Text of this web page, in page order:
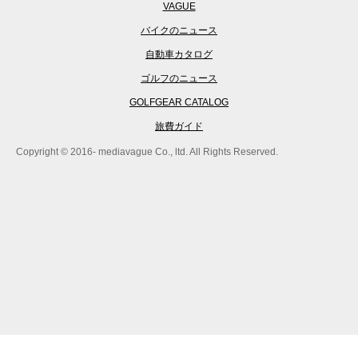
VAGUE
バイクのニュース
自動車カタログ
ゴルフのニュース
GOLFGEAR CATALOG
旅費ガイド
Copyright © 2016- mediavague Co., ltd. All Rights Reserved.